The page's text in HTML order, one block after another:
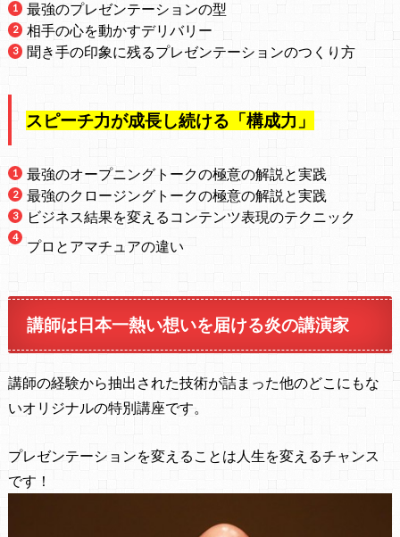
最強のプレゼンテーションの型
相手の心を動かすデリバリー
聞き手の印象に残るプレゼンテーションのつくり方
スピーチ力が成長し続ける「構成力」
最強のオープニングトークの極意の解説と実践
最強のクロージングトークの極意の解説と実践
ビジネス結果を変えるコンテンツ表現のテクニック
プロとアマチュアの違い
講師は 日本一熱い想いを届ける炎の講演家
講師の経験から抽出された技術が詰まった他のどこにもな
いオリジナルの特別講座です。
プレゼンテーションを変えることは人生を変えるチャンス
です！